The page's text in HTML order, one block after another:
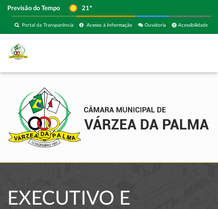
Previsão do Tempo 21º
Acessibilidade
Ouvidoria
Acesso à Informação
Portal da Transparência
EXECUTIVO E